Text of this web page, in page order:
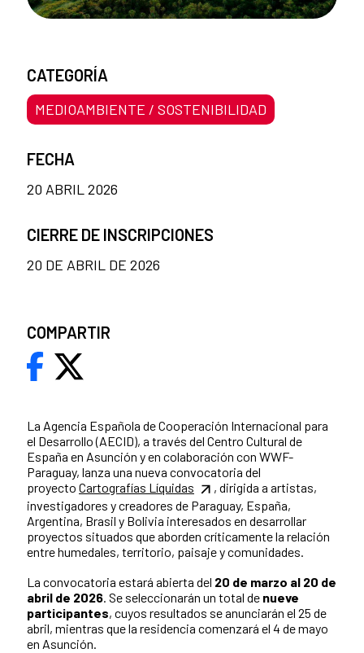
La Agencia Española de Cooperación Internacional para
el Desarrollo (AECID), a través del Centro Cultural de
España en Asunción y en colaboración con WWF-
Paraguay, lanza una nueva convocatoria del
proyecto Cartografías Líquidas
, dirigida a artistas,
investigadores y creadores de Paraguay, España,
Argentina, Brasil y Bolivia interesados en desarrollar
proyectos situados que aborden críticamente la relación
entre humedales, territorio, paisaje y comunidades.
La convocatoria estará abierta del 20 de marzo al 20 de
abril de 2026. Se seleccionarán un total de nueve
participantes, cuyos resultados se anunciarán el 25 de
abril, mientras que la residencia comenzará el 4 de mayo
en Asunción.
CATEGORÍA
MEDIOAMBIENTE / SOSTENIBILIDAD
FECHA
20 ABRIL 2026
CIERRE DE INSCRIPCIONES
20 DE ABRIL DE 2026
COMPARTIR